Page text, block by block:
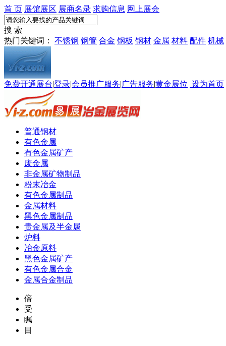
首 页 展馆展区 展商名录 求购信息 网上展会
搜 索
热门关键词： 不锈钢 钢管 合金 钢板 钢材 金属 材料 配件 机械
免费开通展台|登录|会员推广服务|广告服务|黄金展位 设为首页
普通钢材
有色金属
有色金属矿产
废金属
非金属矿物制品
粉末冶金
有色金属制品
金属材料
黑色金属制品
贵金属及半金属
炉料
冶金原料
黑色金属矿产
有色金属合金
金属合金制品
倍
受
瞩
目